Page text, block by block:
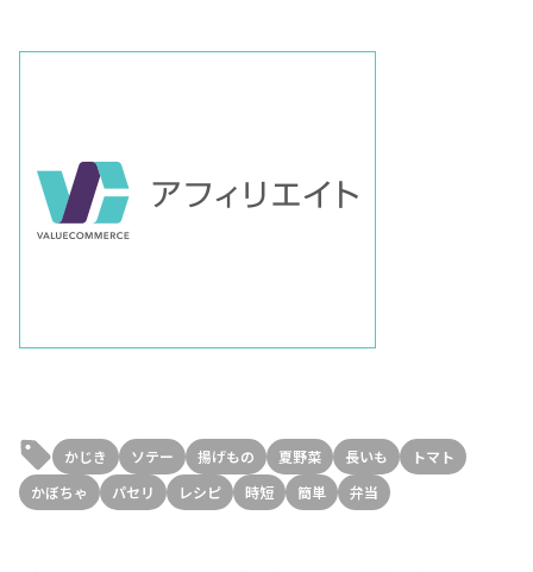
かじき ソテー 揚げもの 夏野菜 長いも
トマト
かぼちゃ
パセリ レシピ 時短 簡単 弁当